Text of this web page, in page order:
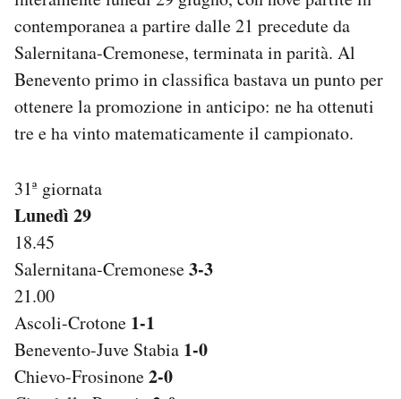
AREA PERSONALE
Area Personale
Newsletter
Regala il Post
Hai bisogno di aiuto?
contemporanea a partire dalle 21 precedute da
Salernitana-Cremonese, terminata in parità. Al
Benevento primo in classifica bastava un punto per
ottenere la promozione in anticipo: ne ha ottenuti
tre e ha vinto matematicamente il campionato.
31ª giornata
Lunedì 29
18.45
Salernitana-Cremonese3-3
21.00
Ascoli-Crotone 1-1
Benevento-Juve Stabia 1-0
Chievo-Frosinone2-0